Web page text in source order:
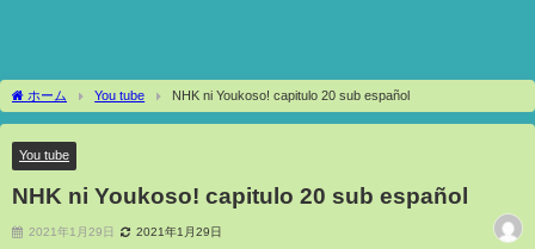
ホーム You tube NHK ni Youkoso! capitulo 20 sub español
You tube
NHK ni Youkoso! capitulo 20 sub español
2021年1月29日 2021年1月29日